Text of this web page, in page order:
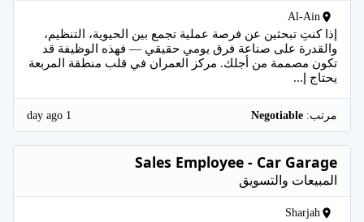
Al-Ain
إذا كنتِ تبحثين عن فرصة عملية تجمع بين الحيوية، التنظيم،
والقدرة على صناعة فرق يومي حقيقي — فهذه الوظيفة قد
تكون مصممة من أجلك. مركز العمران في قلب منطقة المربعة
يحتاج إ...
مرتب: 1 day ago
Sales Employee - Car Garage
المبيعات والتسويق
Sharjah